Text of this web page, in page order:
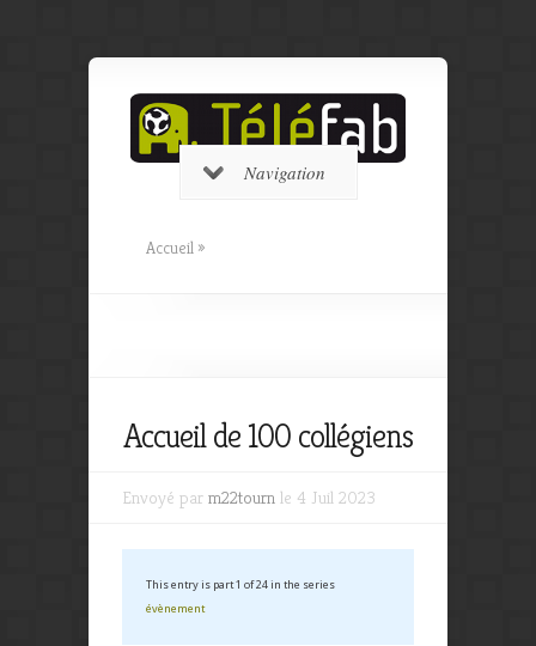
Navigation
Accueil »
Accueil de 100 collégiens
Envoyé par m22tourn le 4 Juil 2023
This entry is part 1 of 24 in the series
évènement